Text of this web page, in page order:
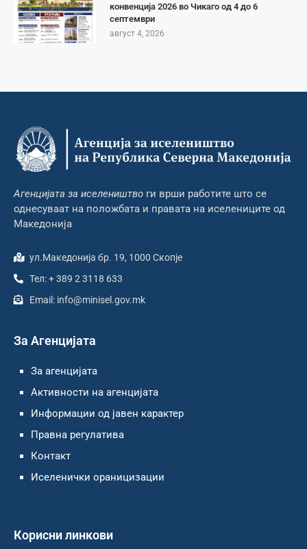
конвенција 2026 во Чикаго од 4 до 6
септември
август 4, 2026
Агенцијата за иселеништво ги врши работите што се
однесуваат на положбата и правата на иселениците од
Македонија
ул.Македонија бр. 19, 1000 Скопје
Тел: + 389 2 3118 633
Email: info@minisel.gov.mk
За Агенцијата
За агенцијата
Активности на агенцијата
Информации од јавен карактер
Правна регулатива
Контакт
Иселенички ораницизации
Корисни линкови